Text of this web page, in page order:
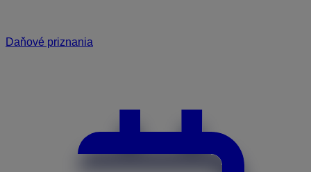
Daňové priznania